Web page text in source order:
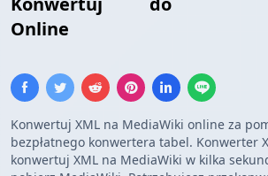
Online
Konwertuj XML na MediaWiki online za
bezpłatnego konwertera tabel. Konwerter
konwertuj XML na MediaWiki w kilka